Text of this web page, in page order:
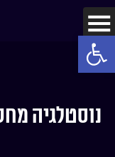
נוסטלגיה
toolbar